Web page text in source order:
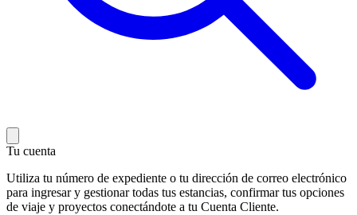
Tu cuenta
Utiliza tu número de expediente o tu dirección de correo electrónico
para ingresar y gestionar todas tus estancias, confirmar tus opciones
de viaje y proyectos conectándote a tu Cuenta Cliente.